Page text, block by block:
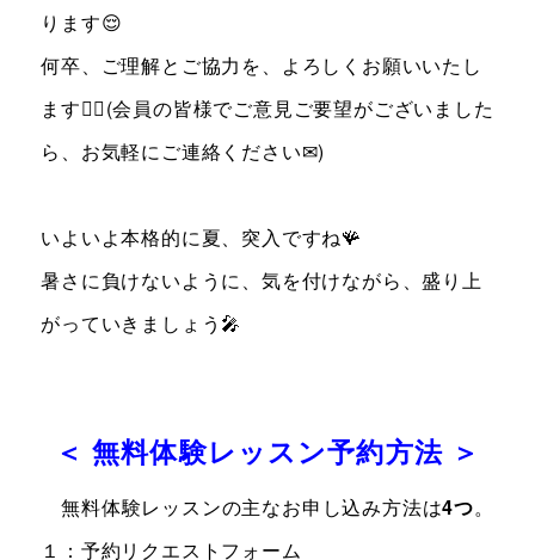
ります😌
何卒、ご理解とご協力を、よろしくお願いいたし
ます🙇‍♂️(会員の皆様でご意見ご要望がございました
ら、お気軽にご連絡ください✉)
いよいよ本格的に夏、突入ですね🪸
暑さに負けないように、気を付けながら、盛り上
がっていきましょう🎤
＜ 無料体験レッスン予約方法 ＞
無料体験レッスンの主なお申し込み方法は4つ。
１：予約リクエストフォーム